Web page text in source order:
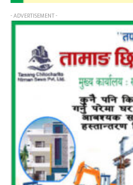
- ADVERTISEMENT -